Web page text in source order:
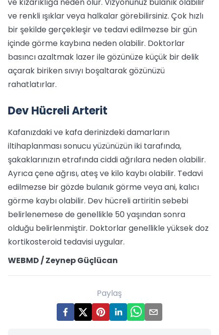
ve renkli ışıklar veya halkalar görebilirsiniz. Çok hızlı
bir şekilde gerçekleşir ve tedavi edilmezse bir gün
içinde görme kaybına neden olabilir. Doktorlar
basıncı azaltmak lazer ile gözünüze küçük bir delik
açarak biriken sıvıyı boşaltarak gözünüzü
rahatlatırlar.
Dev Hücreli Arterit
Kafanızdaki ve kafa derinizdeki damarların
iltihaplanması sonucu yüzünüzün iki tarafında,
şakaklarınızın etrafında ciddi ağrılara neden olabilir.
Ayrıca çene ağrısı, ateş ve kilo kaybı olabilir. Tedavi
edilmezse bir gözde bulanık görme veya ani, kalıcı
görme kaybı olabilir. Dev hücreli artiritin sebebi
belirlenemese de genellikle 50 yaşından sonra
olduğu belirlenmiştir. Doktorlar genellikle yüksek doz
kortikosteroid tedavisi uygular.
WEBMD / Zeynep Güçlücan
Paylaş